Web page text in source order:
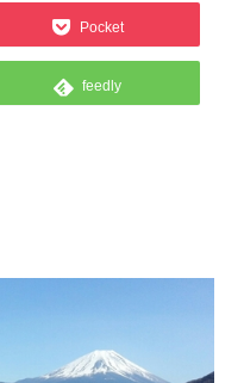
Pocket
feedly